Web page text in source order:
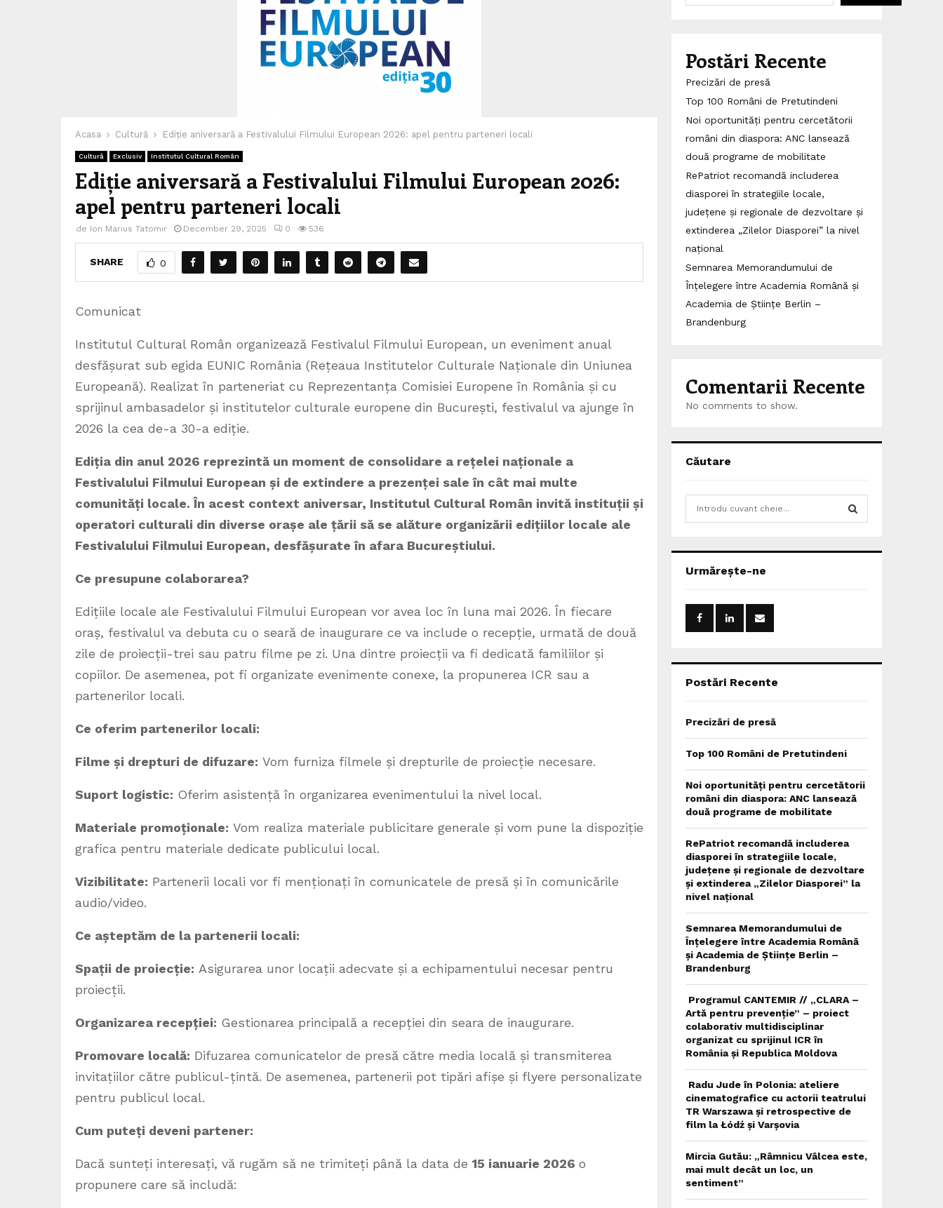
Acasa Cultură Ediție aniversară a Festivalului Filmului European 2026: apel pentru parteneri locali
Cultură Exclusiv Institutul Cultural Român
Ediție aniversară a Festivalului Filmului European 2026:
apel pentru parteneri locali
de Ion Marius Tatomir December 29, 2025 0 536
SHARE 0
Comunicat
Institutul Cultural Român organizează Festivalul Filmului European, un eveniment anual
desfășurat sub egida EUNIC România (Rețeaua Institutelor Culturale Naționale din Uniunea
Europeană). Realizat în parteneriat cu Reprezentanța Comisiei Europene în România și cu
sprijinul ambasadelor și institutelor culturale europene din București, festivalul va ajunge în
2026 la cea de-a 30-a ediție.
Ediția din anul 2026 reprezintă un moment de consolidare a rețelei naționale a
Festivalului Filmului European și de extindere a prezenței sale în cât mai multe
comunități locale. În acest context aniversar, Institutul Cultural Român invită instituții și
operatori culturali din diverse orașe ale țării să se alăture organizării edițiilor locale ale
Festivalului Filmului European, desfășurate în afara Bucureștiului.
Ce presupune colaborarea?
Edițiile locale ale Festivalului Filmului European vor avea loc în luna mai 2026. În fiecare
oraș, festivalul va debuta cu o seară de inaugurare ce va include o recepție, urmată de două
zile de proiecții-trei sau patru filme pe zi. Una dintre proiecții va fi dedicată familiilor și
copiilor. De asemenea, pot fi organizate evenimente conexe, la propunerea ICR sau a
partenerilor locali.
Ce oferim partenerilor locali:
Filme și drepturi de difuzare: Vom furniza filmele și drepturile de proiecție necesare.
Suport logistic: Oferim asistență în organizarea evenimentului la nivel local.
Materiale promoționale: Vom realiza materiale publicitare generale și vom pune la dispoziție
grafica pentru materiale dedicate publicului local.
Vizibilitate: Partenerii locali vor fi menționați în comunicatele de presă și în comunicările
audio/video.
Ce așteptăm de la partenerii locali:
Spații de proiecție: Asigurarea unor locații adecvate și a echipamentului necesar pentru
proiecții.
Organizarea recepției: Gestionarea principală a recepției din seara de inaugurare.
Promovare locală: Difuzarea comunicatelor de presă către media locală și transmiterea
invitațiilor către publicul-țintă. De asemenea, partenerii pot tipări afișe și flyere personalizate
pentru publicul local.
Cum puteți deveni partener:
Dacă sunteți interesați, vă rugăm să ne trimiteți până la data de 15 ianuarie 2026 o
propunere care să includă:
Postări Recente
Precizări de presă
Top 100 Români de Pretutindeni
Noi oportunități pentru cercetătorii
români din diaspora: ANC lansează
două programe de mobilitate
RePatriot recomandă includerea
diasporei în strategiile locale,
județene și regionale de dezvoltare și
extinderea „Zilelor Diasporei” la nivel
național
Semnarea Memorandumului de
Înțelegere între Academia Română și
Academia de Științe Berlin –
Brandenburg
Comentarii Recente
No comments to show.
Căutare
h
o
:
Urmărește-ne
Postări Recente
Precizări de presă
Top 100 Români de Pretutindeni
Noi oportunități pentru cercetătorii
români din diaspora: ANC lansează
două programe de mobilitate
RePatriot recomandă includerea
diasporei în strategiile locale,
județene și regionale de dezvoltare
și extinderea „Zilelor Diasporei” la
nivel național
Semnarea Memorandumului de
Înțelegere între Academia Română
și Academia de Științe Berlin –
Brandenburg
Programul CANTEMIR // „CLARA –
Artă pentru prevenție” – proiect
colaborativ multidisciplinar
organizat cu sprijinul ICR în
România și Republica Moldova
Radu Jude în Polonia: ateliere
cinematografice cu actorii teatrului
TR Warszawa și retrospective de
film la Łódź și Varșovia
Mircia Gutău: „Râmnicu Vâlcea este,
mai mult decât un loc, un
sentiment”